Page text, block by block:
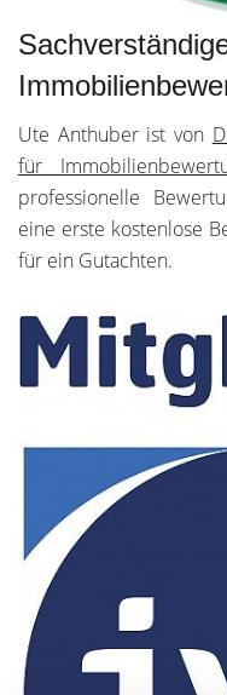
Ute Anthuber ist von
für
professionelle
eine erste kostenlose
für ein Gutachten.